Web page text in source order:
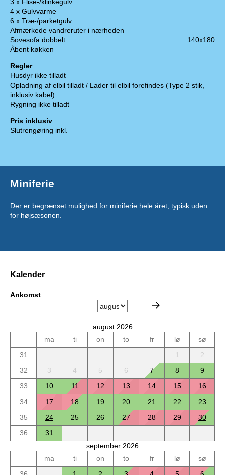
4 x Gulvvarme
6 x Træ-/parketgulv
Afmærkede vandreruter i nærheden
Sovesofa dobbelt
140x180
Åbent køkken
Regler
Husdyr ikke tilladt
Opladning af elbil tilladt / Lader til elbil forefindes (Type 2 stik,
inklusiv kabel)
Rygning ikke tilladt
Pris inklusiv
Slutrengøring inkl.
Miniferie
Der er begrænset mulighed for miniferie hele året, typisk uden
for højsæsonen.
Kalender
Ankomst
august 2026
ma
ti on to fr lø
sø
31
1
2
32
3 4 5 6 7 8
9
33
10 11 12 13 14 15
16
34
17 18 19 20 21 22
23
35
24 25 26 27 28 29
30
36
31
september 2026
ma
ti on to fr lø
sø